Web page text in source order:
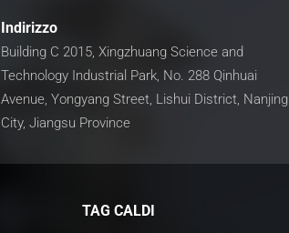
Indirizzo
Building C 2015, Xingzhuang Science and
Technology Industrial Park, No. 288 Qinhuai
Avenue, Yongyang Street, Lishui District, Nanjing
City, Jiangsu Province
TAG CALDI